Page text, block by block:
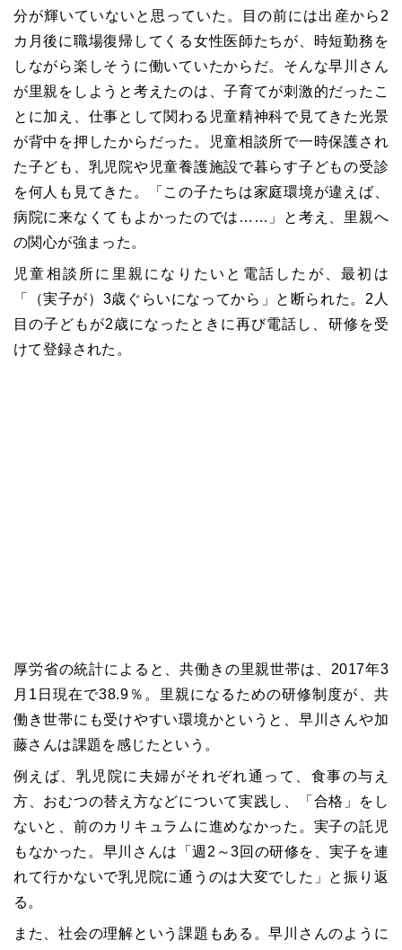
分が輝いていないと思っていた。目の前には出産から2
カ月後に職場復帰してくる女性医師たちが、時短勤務を
しながら楽しそうに働いていたからだ。そんな早川さん
が里親をしようと考えたのは、子育てが刺激的だったこ
とに加え、仕事として関わる児童精神科で見てきた光景
が背中を押したからだった。児童相談所で一時保護され
た子ども、乳児院や児童養護施設で暮らす子どもの受診
を何人も見てきた。「この子たちは家庭環境が違えば、
病院に来なくてもよかったのでは……」と考え、里親へ
の関心が強まった。
児童相談所に里親になりたいと電話したが、最初は
「（実子が）3歳ぐらいになってから」と断られた。2人
目の子どもが2歳になったときに再び電話し、研修を受
けて登録された。
厚労省の統計によると、共働きの里親世帯は、2017年3
月1日現在で38.9％。里親になるための研修制度が、共
働き世帯にも受けやすい環境かというと、早川さんや加
藤さんは課題を感じたという。
例えば、乳児院に夫婦がそれぞれ通って、食事の与え
方、おむつの替え方などについて実践し、「合格」をし
ないと、前のカリキュラムに進めなかった。実子の託児
もなかった。早川さんは「週2～3回の研修を、実子を連
れて行かないで乳児院に通うのは大変でした」と振り返
る。
また、社会の理解という課題もある。早川さんのように